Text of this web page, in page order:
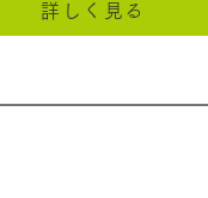
詳しく見る